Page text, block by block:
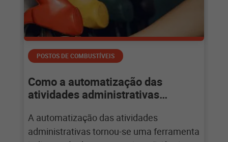
POSTOS DE COMBUSTÍVEIS
Como a automatização das
atividades administrativas
de combustíveis
A automatização das atividades
administrativas tornou-se uma ferramenta